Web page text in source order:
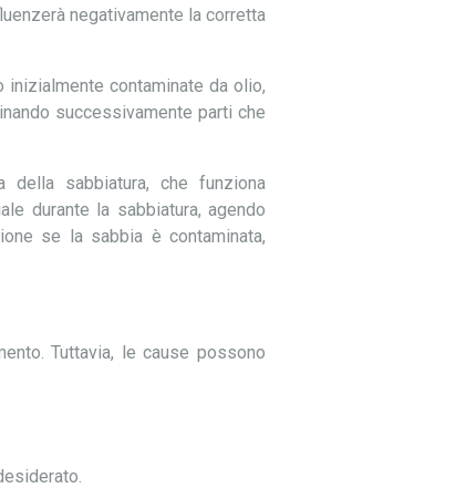
negativamente la corretta
contaminate da olio,
successivamente parti che
sabbiatura, che funziona
durante la sabbiatura, agendo
se la sabbia è contaminata,
Tuttavia, le cause possono